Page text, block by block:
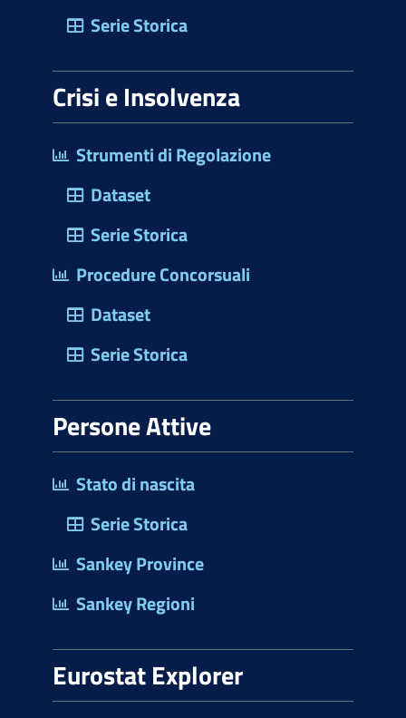
Serie Storica
Crisi e Insolvenza
Strumenti di Regolazione
Dataset
Serie Storica
Procedure Concorsuali
Dataset
Serie Storica
Persone Attive
Stato di nascita
Serie Storica
Sankey Province
Sankey Regioni
Eurostat Explorer